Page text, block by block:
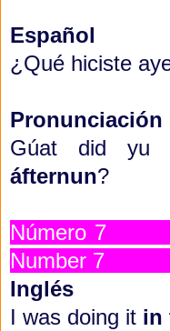
Español
¿Qué hiciste
Pronunciación
Gúat did yu
áfternun?
Number 7
Inglés
I was doing it in